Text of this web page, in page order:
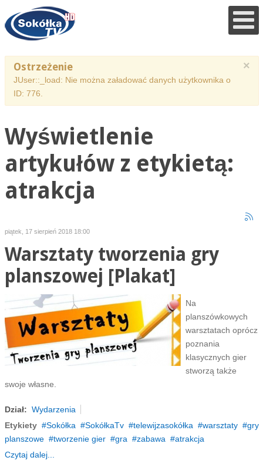
×
Ostrzeżenie
JUser::_load: Nie można załadować danych użytkownika o
ID: 776.
Wyświetlenie
artykułów z etykietą:
atrakcja
piątek, 17 sierpień 2018 18:00
Warsztaty tworzenia gry
planszowej [Plakat]
Na
planszówkowych
warsztatach oprócz
poznania
klasycznych gier
stworzą także
swoje własne.
Dział: Wydarzenia
Etykiety
Sokółka SokółkaTv telewijzasokółka warsztaty
gry
planszowe
tworzenie gier gra zabawa
atrakcja
Czytaj dalej...